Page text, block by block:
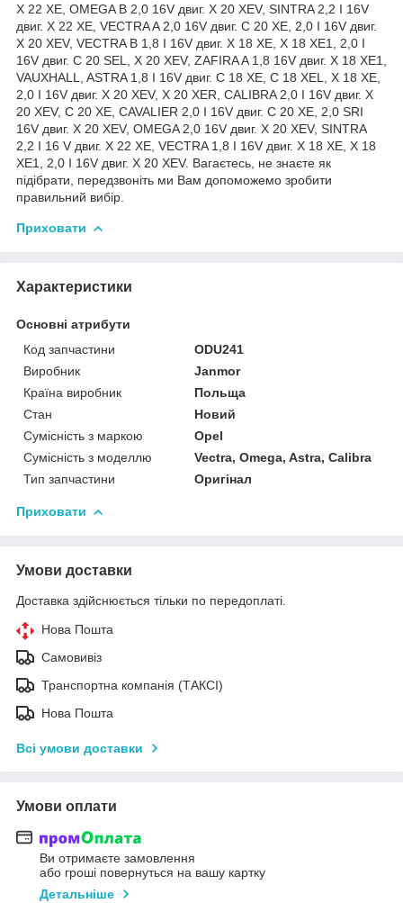
X 22 XE, OMEGA B 2,0 16V двиг. X 20 XEV, SINTRA 2,2 I 16V
двиг. X 22 XE, VECTRA A 2,0 16V двиг. C 20 XE, 2,0 I 16V двиг.
X 20 XEV, VECTRA B 1,8 I 16V двиг. X 18 XE, X 18 XE1, 2,0 I
16V двиг. C 20 SEL, X 20 XEV, ZAFIRA A 1,8 16V двиг. X 18 XE1,
VAUXHALL, ASTRA 1,8 I 16V двиг. C 18 XE, C 18 XEL, X 18 XE,
2,0 I 16V двиг. X 20 XEV, X 20 XER, CALIBRA 2,0 I 16V двиг. X
20 XEV, C 20 XE, CAVALIER 2,0 I 16V двиг. C 20 XE, 2,0 SRI
16V двиг. X 20 XEV, OMEGA 2,0 16V двиг. X 20 XEV, SINTRA
2,2 I 16 V двиг. X 22 XE, VECTRA 1,8 I 16V двиг. X 18 XE, X 18
XE1, 2,0 I 16V двиг. X 20 XEV. Вагаєтесь, не знаєте як
підібрати, передзвоніть ми Вам допоможемо зробити
правильний вибір.
Приховати
Характеристики
Основні атрибути
Код запчастини
ODU241
Виробник
Janmor
Країна виробник
Польща
Стан
Новий
Сумісність з маркою
Opel
Сумісність з моделлю
Vectra, Omega, Astra, Calibra
Тип запчастини
Оригінал
Приховати
Умови доставки
Доставка здійснюється тільки по передоплаті.
Нова Пошта
Самовивіз
Транспортна компанія (ТАКСІ)
Нова Пошта
Всі умови доставки
Умови оплати
Ви отримаєте замовлення
або гроші повернуться на вашу картку
Детальніше